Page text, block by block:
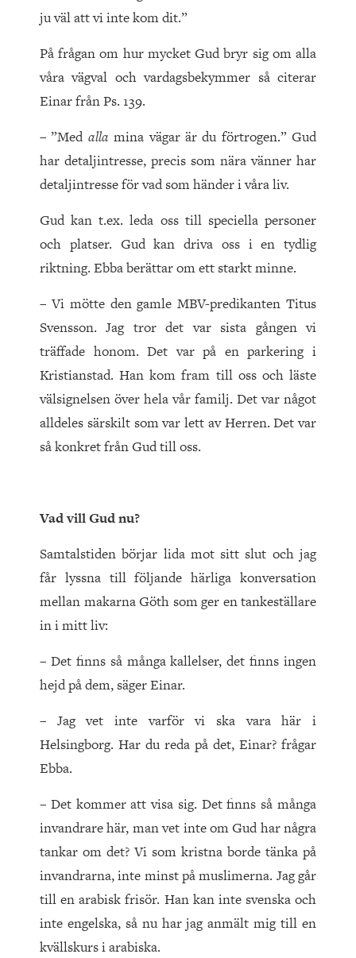
ju väl att vi inte kom dit.”
På frågan om hur mycket Gud bryr sig om alla
våra vägval och vardagsbekymmer så citerar
Einar från Ps. 139.
– ”Med allamina vägar är du förtrogen.” Gud
har detaljintresse, precis som nära vänner har
detaljintresse för vad som händer i våra liv.
Gud kan t.ex. leda oss till speciella personer
och platser. Gud kan driva oss i en tydlig
riktning. Ebba berättar om ett starkt minne.
– Vi mötte den gamle MBV-predikanten Titus
Svensson. Jag tror det var sista gången vi
träffade honom. Det var på en parkering i
Kristianstad. Han kom fram till oss och läste
välsignelsen över hela vår familj. Det var något
alldeles särskilt som var lett av Herren. Det var
så konkret från Gud till oss.
Vad vill Gud nu?
Samtalstiden börjar lida mot sitt slut och jag
får lyssna till följande härliga konversation
mellan makarna Göth som ger en tankeställare
in i mitt liv:
– Det finns så många kallelser, det finns ingen
hejd på dem, säger Einar.
– Jag vet inte varför vi ska vara här i
Helsingborg. Har du reda på det, Einar? frågar
Ebba.
– Det kommer att visa sig. Det finns så många
invandrare här, man vet inte om Gud har några
tankar om det? Vi som kristna borde tänka på
invandrarna, inte minst på muslimerna. Jag går
till en arabisk frisör. Han kan inte svenska och
inte engelska, så nu har jag anmält mig till en
kvällskurs i arabiska.